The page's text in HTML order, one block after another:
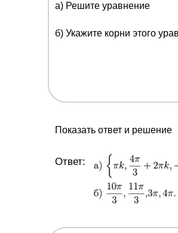
a) Решите уравнение
б) Укажите корни этого
Показать ответ и решение
Ответ: